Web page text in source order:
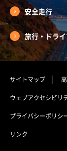
安全走行
旅行・ドラ
サイトマップ
ウェブアクセシビリ
プライバシーポリシ
リンク